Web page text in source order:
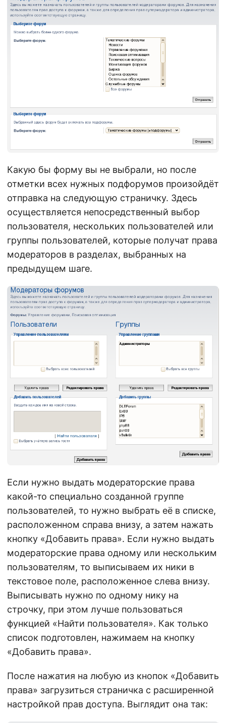
Какую бы форму вы не выбрали, но после
отметки всех нужных подфорумов произойдёт
отправка на следующую страничку. Здесь
осуществляется непосредственный выбор
пользователя, нескольких пользователей или
группы пользователей, которые получат права
модераторов в разделах, выбранных на
предыдущем шаге.
Если нужно выдать модераторские права
какой-то специально созданной группе
пользователей, то нужно выбрать её в списке,
расположенном справа внизу, а затем нажать
кнопку «Добавить права». Если нужно выдать
модераторские права одному или нескольким
пользователям, то выписываем их ники в
текстовое поле, расположенное слева внизу.
Выписывать нужно по одному нику на
строчку, при этом лучше пользоваться
функцией «Найти пользователя». Как только
список подготовлен, нажимаем на кнопку
«Добавить права».
После нажатия на любую из кнопок «Добавить
права» загрузиться страничка с расширенной
настройкой прав доступа. Выглядит она так: